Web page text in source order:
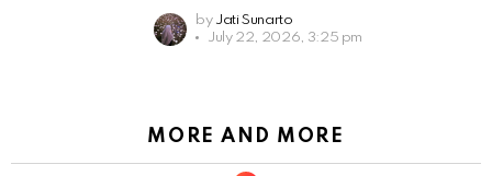
by Jati Sunarto
July 22, 2026, 3:25 pm
MORE AND MORE